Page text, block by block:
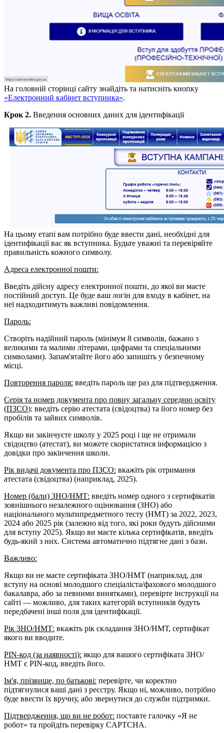
На головній сторінці сайту знайдіть та натисніть кнопку
«Електронний кабінет вступника».
Крок 2. Введення основних даних для ідентифікації
На цьому етапі вам потрібно буде ввести дані, необхідні для
ідентифікації вас як вступника. Будьте уважні та перевіряйте
правильність кожного символу.
Адреса електронної пошти:
Введіть дійсну адресу електронної пошти, до якої ви маєте
постійний доступ. Це буде ваш логін для входу в кабінет, на
неї надходитимуть важливі повідомлення.
Пароль:
Створіть надійний пароль (мінімум 8 символів, бажано з
великими та малими літерами, цифрами та спеціальними
символами). Запам'ятайте його або запишіть у безпечному
місці.
Повторення пароля: введіть пароль ще раз для підтвердження.
Серія та номер документа про повну загальну середню освіту
(ПЗСО): введіть серію атестата (свідоцтва) та його номер без
пробілів та зайвих символів.
Якщо ви закінчуєте школу у 2025 році і ще не отримали
свідоцтво (атестат), ви можете скористатися інформацією з
довідки про закінчення школи.
Рік видачі документа про ПЗСО: вкажіть рік отримання
атестата (свідоцтва) (наприклад, 2025).
Номер (бали) ЗНО/НМТ: введіть номер одного з сертифікатів
зовнішнього незалежного оцінювання (ЗНО) або
національного мультипредметного тесту (НМТ) за 2022, 2023,
2024 або 2025 рік (залежно від того, які роки будуть дійсними
для вступу 2025). Якщо ви маєте кілька сертифікатів, введіть
будь-який з них. Система автоматично підтягне дані з бази.
Важливо:
Якщо ви не маєте сертифіката ЗНО/НМТ (наприклад, для
вступу на основі молодшого спеціаліста/фахового молодшого
бакалавра, або за певними винятками), перевірте інструкції на
сайті — можливо, для таких категорій вступників будуть
передбачені інші поля для ідентифікації.
Рік ЗНО/НМТ: вкажіть рік складання ЗНО/НМТ, сертифікат
якого ви вводите.
PIN-код (за наявності): якщо для вашого сертифіката ЗНО/
НМТ є PIN-код, введіть його.
Ім'я, прізвище, по батькові: перевірте, чи коректно
підтягнулися ваші дані з реєстру. Якщо ні, можливо, потрібно
буде ввести їх вручну, або звернутися до служби підтримки.
Підтвердження, що ви не робот: поставте галочку «Я не
робот» та пройдіть перевірку CAPTCHA.